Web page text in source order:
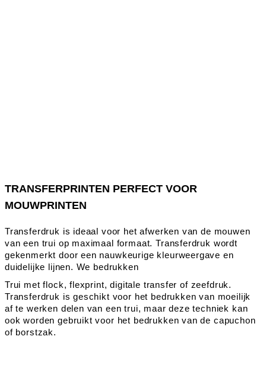
TRANSFERPRINTEN PERFECT VOOR
MOUWPRINTEN
Transferdruk is ideaal voor het afwerken van de mouwen
van een trui op maximaal formaat. Transferdruk wordt
gekenmerkt door een nauwkeurige kleurweergave en
duidelijke lijnen. We bedrukken
Trui met flock, flexprint, digitale transfer of zeefdruk.
Transferdruk is geschikt voor het bedrukken van moeilijk
af te werken delen van een trui, maar deze techniek kan
ook worden gebruikt voor het bedrukken van de capuchon
of borstzak.